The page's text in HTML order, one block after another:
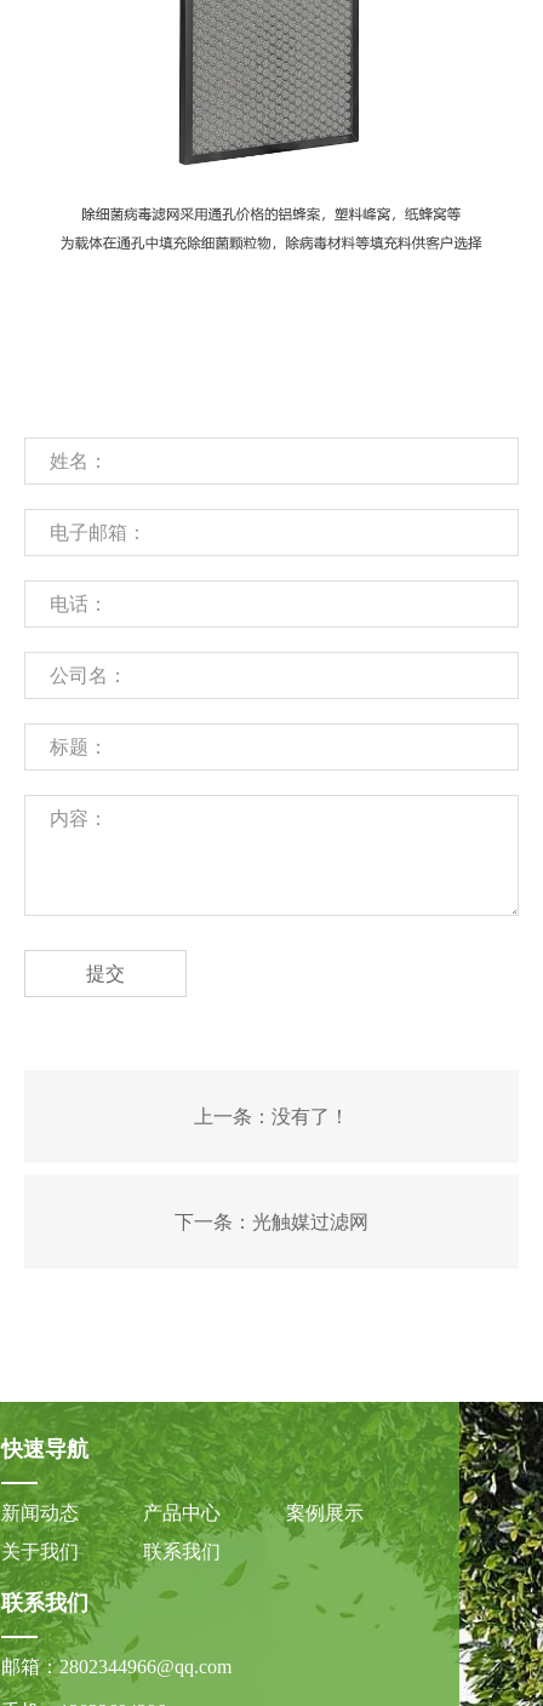
提交
上一条： 没有了！
下一条： 光触媒过滤网
快速导航
新闻动态 产品中心
案例展示
关于我们
联系我们
联系我们
邮箱：2802344966@qq.com